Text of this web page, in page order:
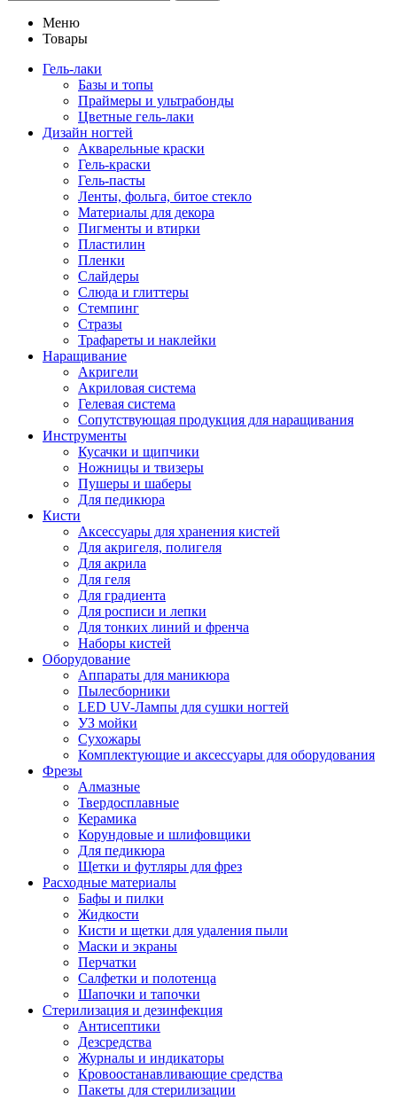
Меню
Товары
Гель-лаки
Базы и топы
Праймеры и ультрабонды
Цветные гель-лаки
Дизайн ногтей
Акварельные краски
Гель-краски
Гель-пасты
Ленты, фольга, битое стекло
Материалы для декора
Пигменты и втирки
Пластилин
Пленки
Слайдеры
Слюда и глиттеры
Стемпинг
Стразы
Трафареты и наклейки
Наращивание
Акригели
Акриловая система
Гелевая система
Сопутствующая продукция для наращивания
Инструменты
Кусачки и щипчики
Ножницы и твизеры
Пушеры и шаберы
Для педикюра
Кисти
Аксессуары для хранения кистей
Для акригеля, полигеля
Для акрила
Для геля
Для градиента
Для росписи и лепки
Для тонких линий и френча
Наборы кистей
Оборудование
Аппараты для маникюра
Пылесборники
LED UV-Лампы для сушки ногтей
УЗ мойки
Сухожары
Комплектующие и аксессуары для оборудования
Фрезы
Алмазные
Твердосплавные
Керамика
Корундовые и шлифовщики
Для педикюра
Щетки и футляры для фрез
Расходные материалы
Бафы и пилки
Жидкости
Кисти и щетки для удаления пыли
Маски и экраны
Перчатки
Салфетки и полотенца
Шапочки и тапочки
Стерилизация и дезинфекция
Антисептики
Дезсредства
Журналы и индикаторы
Кровоостанавливающие средства
Пакеты для стерилизации